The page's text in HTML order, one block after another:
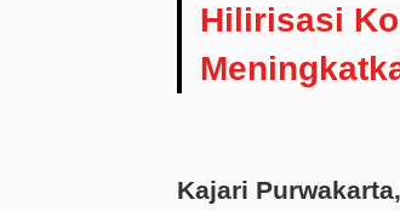
Hilirisasi
Kajari